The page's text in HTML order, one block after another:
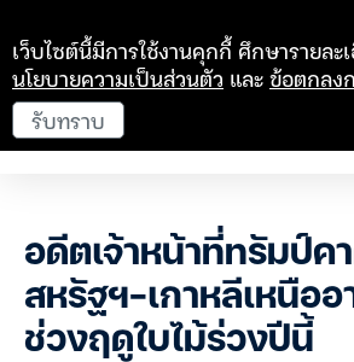
อดีตเจ้าหน้าที่ทรัมป์ค
สหรัฐฯ-เกาหลีเหนือ
ช่วงฤดูใบไม้ร่วงปีนี้
เว็บไซต์นี้มีการใช้งานคุกกี้ ศึกษารายละ
นโยบายความเป็นส่วนตัว และข้อตกลง
รับทราบ